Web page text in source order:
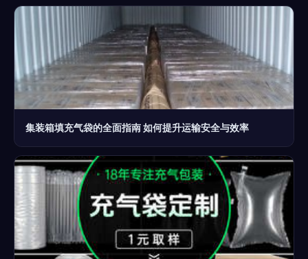
集装箱填充气袋的全面指南 如何提升运输安全与效率